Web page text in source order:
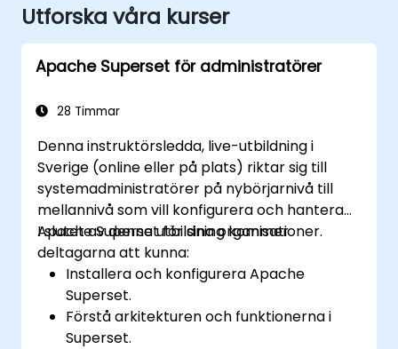
Utforska våra kurser
Apache Superset för administratörer
28 Timmar
Denna instruktörsledda, live-utbildning i
Sverige (online eller på plats) riktar sig till
systemadministratörer på nybörjarnivå till
mellannivå som vill konfigurera och hantera
Apache Superset för sina organisationer.
I slutet av denna utbildning kommer
deltagarna att kunna:
Installera och konfigurera Apache
Superset.
Förstå arkitekturen och funktionerna i
Superset.